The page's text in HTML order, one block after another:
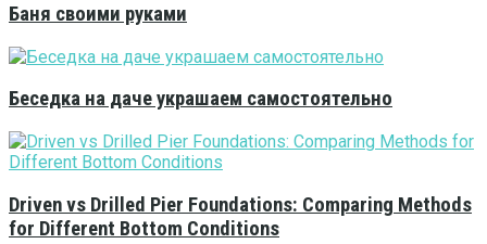
Баня своими руками
Беседка на даче украшаем самостоятельно
Driven vs Drilled Pier Foundations: Comparing Methods
for Different Bottom Conditions